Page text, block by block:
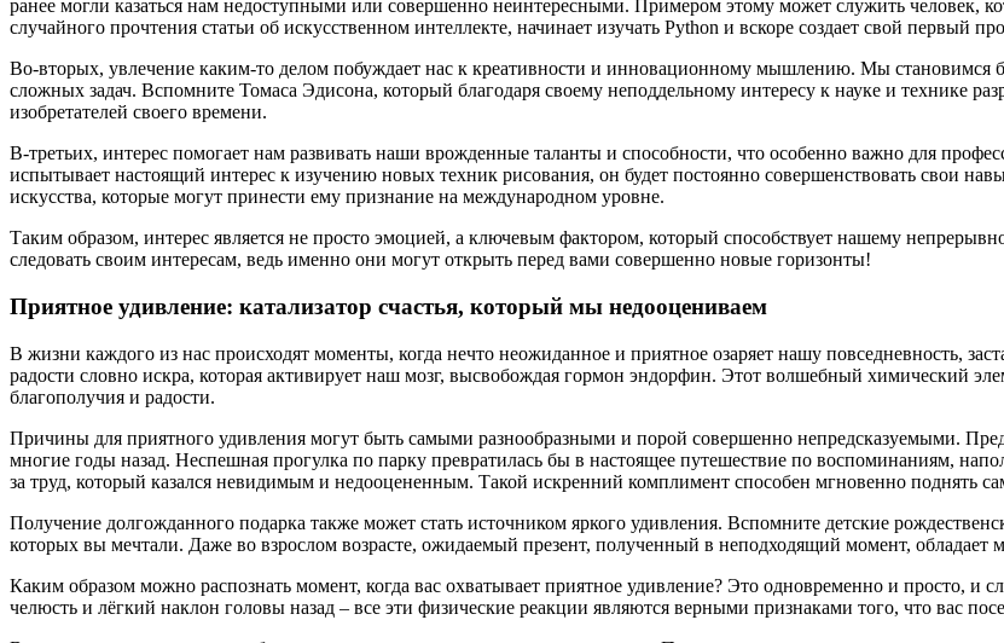
ранее могли казаться нам недоступными или совершенно неинтересными. Примером этому может служить человек,
случайного прочтения статьи об искусственном интеллекте, начинает изучать Python и вскоре создает свой первый
Во-вторых, увлечение каким-то делом побуждает нас к креативности и инновационному мышлению. Мы становимся
сложных задач. Вспомните Томаса Эдисона, который благодаря своему неподдельному интересу к науке и технике
изобретателей своего времени.
В-третьих, интерес помогает нам развивать наши врожденные таланты и способности, что особенно важно для
испытывает настоящий интерес к изучению новых техник рисования, он будет постоянно совершенствовать свои
искусства, которые могут принести ему признание на международном уровне.
Таким образом, интерес является не просто эмоцией, а ключевым фактором, который способствует нашему
следовать своим интересам, ведь именно они могут открыть перед вами совершенно новые горизонты!
Приятное удивление: катализатор счастья, который мы недооцениваем
В жизни каждого из нас происходят моменты, когда нечто неожиданное и приятное озаряет нашу повседневность,
радости словно искра, которая активирует наш мозг, высвобождая гормон эндорфин. Этот волшебный химический
благополучия и радости.
Причины для приятного удивления могут быть самыми разнообразными и порой совершенно непредсказуемыми.
многие годы назад. Неспешная прогулка по парку превратилась бы в настоящее путешествие по воспоминаниям,
за труд, который казался невидимым и недооцененным. Такой искренний комплимент способен мгновенно поднять
Получение долгожданного подарка также может стать источником яркого удивления. Вспомните детские
которых вы мечтали. Даже во взрослом возрасте, ожидаемый презент, полученный в неподходящий момент, обладает
Каким образом можно распознать момент, когда вас охватывает приятное удивление? Это одновременно и просто,
челюсть и лёгкий наклон головы назад – все эти физические реакции являются верными признаками того, что вас